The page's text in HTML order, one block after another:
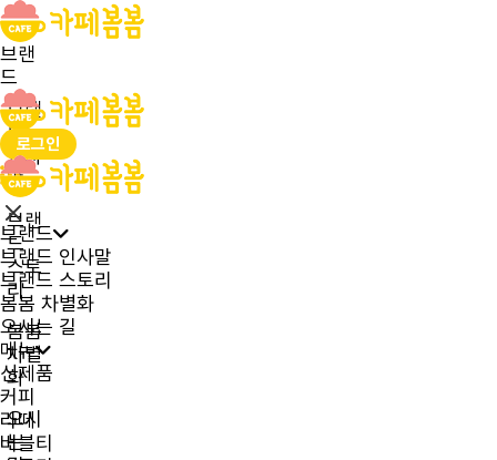
브랜
드
브랜
드
인사
말
브랜
드
스토
리
봄봄
차별
화
오시
는
로그인
브랜드
브랜드 인사말
브랜드 스토리
봄봄 차별화
오시는 길
메뉴
신제품
커피
라떼
버블티